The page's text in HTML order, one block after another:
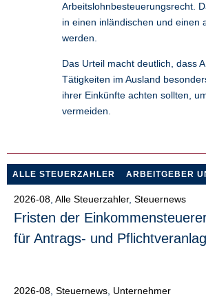
Arbeitslohnbesteuerungsrecht.
in einen inländischen und einen
werden.
Das Urteil macht deutlich, dass
Tätigkeiten im Ausland
ihrer Einkünfte achten sollten,
vermeiden.
ALLE STEUERZAHLER ARBEITGEBER
2026-08 Alle Steuerzahler, Steuernews
Fristen der
für Antrags- und
2026-08 Steuernews Unternehmer